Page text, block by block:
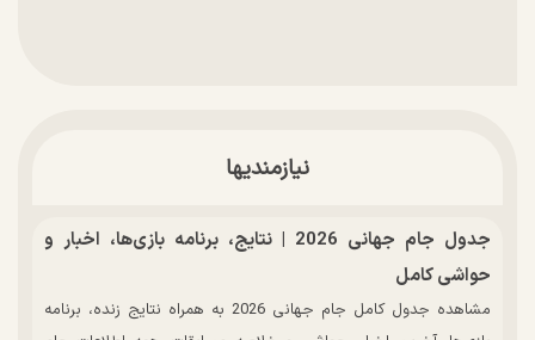
نیازمندیها
جدول جام جهانی 2026 | نتایج، برنامه بازی‌ها، اخبار و
حواشی کامل
مشاهده جدول کامل جام جهانی 2026 به همراه نتایج زنده، برنامه